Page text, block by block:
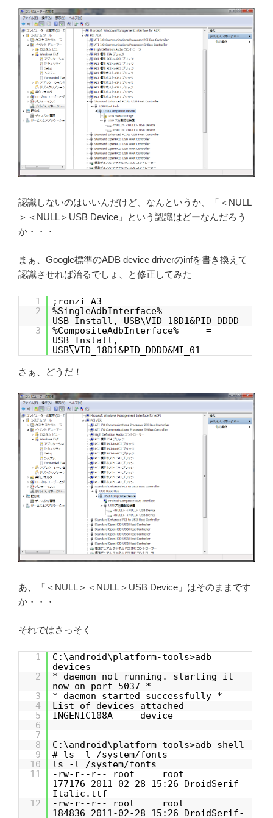
認識しないのはいいんだけど、なんというか、「＜NULL
＞＜NULL＞USB Device」という認識はどーなんだろう
か・・・
まぁ、Google標準のADB device driverのinfを書き換えて
認識させれば治るでしょ、と修正してみた
1
;ronzi A3
2
%SingleAdbInterface% =
USB_Install, USB\VID_18D1&PID_DDDD
3
%CompositeAdbInterface% =
USB_Install,
USB\VID_18D1&PID_DDDD&MI_01
さぁ、どうだ！
あ、「＜NULL＞＜NULL＞USB Device」はそのままです
か・・・
それではさっそく
1
C:\android\platform-tools>adb
devices
2
* daemon not running. starting it
now on port 5037 *
3
* daemon started successfully *
4
List of devices attached
5
INGENIC108A device
6
7
8
C:\android\platform-tools>adb shell
9
# ls -l /system/fonts
10
ls -l /system/fonts
11
-rw-r--r-- root root
177176 2011-02-28 15:26 DroidSerif-
Italic.ttf
12
-rw-r--r-- root root
184836 2011-02-28 15:26 DroidSerif-